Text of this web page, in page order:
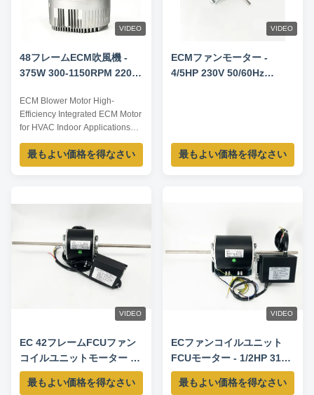
VIDEO
48フレームECM吹風機 -
375W 300-1150RPM 220-
ECM Blower Motor High-
Efficiency Integrated ECM Motor
for HVAC Indoor Applications
Product Overview The ECM
Blower Motor is a high-
efficiency, fully integrated motor
an intelligent ...
最もよい価格を得なさい
VIDEO
ECMファンモーター -
4/5HP 230V 50/60Hz
最もよい価格を得なさい
VIDEO
EC 42フレームFCUファン
コイルユニットモーター -
60W 310V 50/60HZ
1300RPM
最もよい価格を得なさい
VIDEO
ECファンコイルユニット
FCUモーター - 1/2HP 310V
50/60HZ 1300RPM
最もよい価格を得なさい